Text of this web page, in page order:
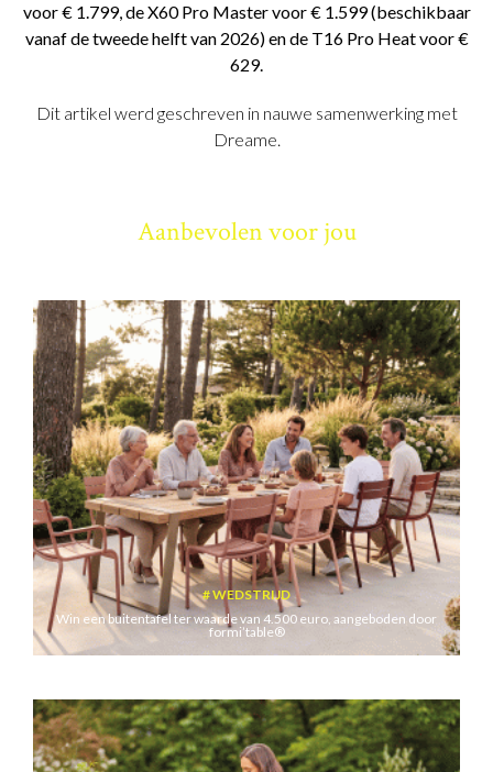
voor € 1.799, de X60 Pro Master voor € 1.599 (beschikbaar
vanaf de tweede helft van 2026) en de T16 Pro Heat voor €
629.
Dit artikel werd geschreven in nauwe samenwerking met
Dreame.
Aanbevolen voor jou
WEDSTRIJD
Win een buitentafel ter waarde van 4.500 euro, aangeboden door
formi’table®